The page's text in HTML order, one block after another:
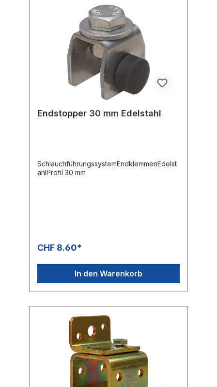
Endstopper 30 mm Edelstahl
SchlauchführungssystemEndklemmenEdelst
ahlProfil 30 mm
CHF 8.60*
In den Warenkorb